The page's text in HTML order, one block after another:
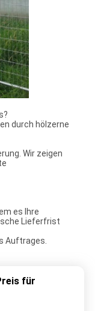
durch hölzerne
Wir zeigen
es Ihre
Lieferfrist
Auftrages.
für